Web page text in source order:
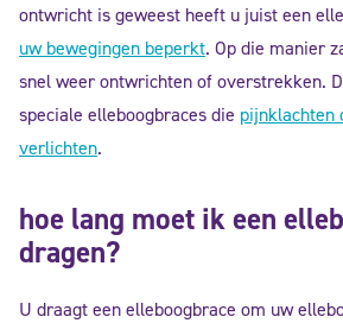
ontwricht is geweest heeft u juist een
uw bewegingen beperkt. Op die manier
snel weer ontwrichten of overstrekken.
speciale elleboogbraces die
verlichten.
hoe lang moet ik een
dragen?
U draagt een elleboogbrace om uw